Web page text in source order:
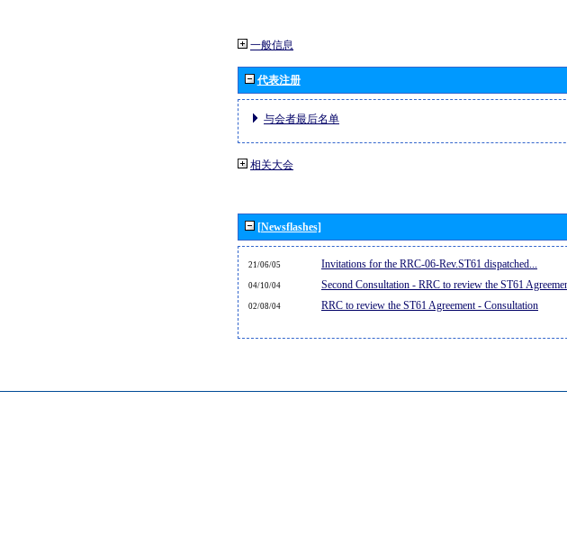
一般信息
代表注册
与会者最后名单
相关大会
[Newsflashes]
21/06/05 Invitations for the RRC-06-Rev.ST61 dispatched...
04/10/04 Second Consultation - RRC to review the ST61
02/08/04 RRC to review the ST61 Agreement - Consultation